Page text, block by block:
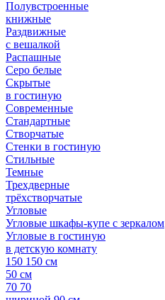
Полувстроенные
книжные
Раздвижные
с вешалкой
Распашные
Серо белые
Скрытые
в гостиную
Современные
Стандартные
Створчатые
Стенки в гостиную
Стильные
Темные
Трехдверные
трёхстворчатые
Угловые
Угловые шкафы-купе с зеркалом
Угловые в гостиную
в детскую комнату
150 150 см
50 см
70 70